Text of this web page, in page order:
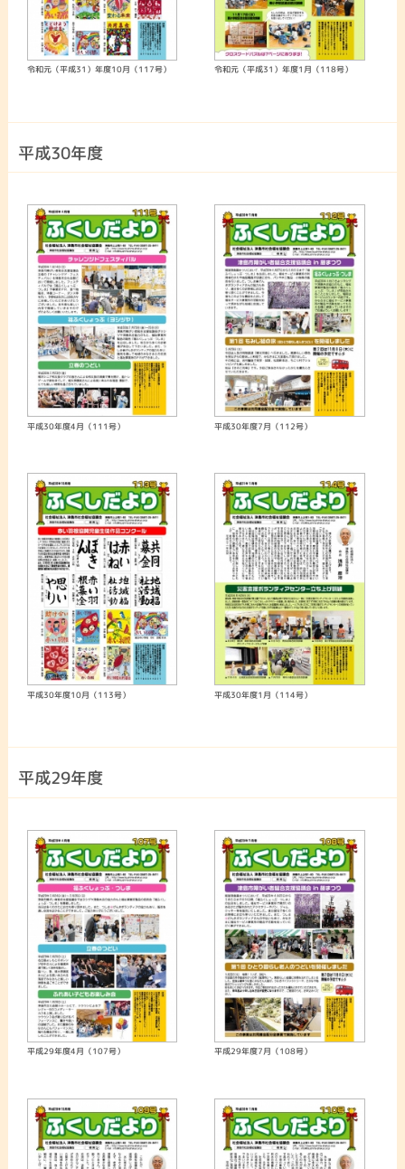
令和元（平成31）年度10月（117号） 令和元（平成31）年度1月（118号）
平成30年度
平成30年度4月（111号） 平成30年度7月（112号）
平成30年度10月（113号） 平成30年度1月（114号）
平成29年度
平成29年度4月（107号） 平成29年度7月（108号）